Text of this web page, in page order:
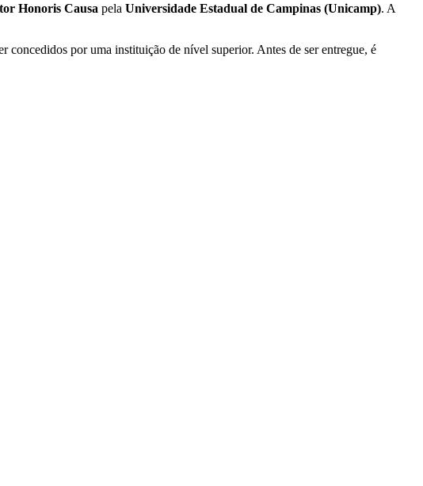
Honoris Causa pela Universidade Estadual de Campinas (Unicamp). A
por uma instituição de nível superior. Antes de ser entregue, é